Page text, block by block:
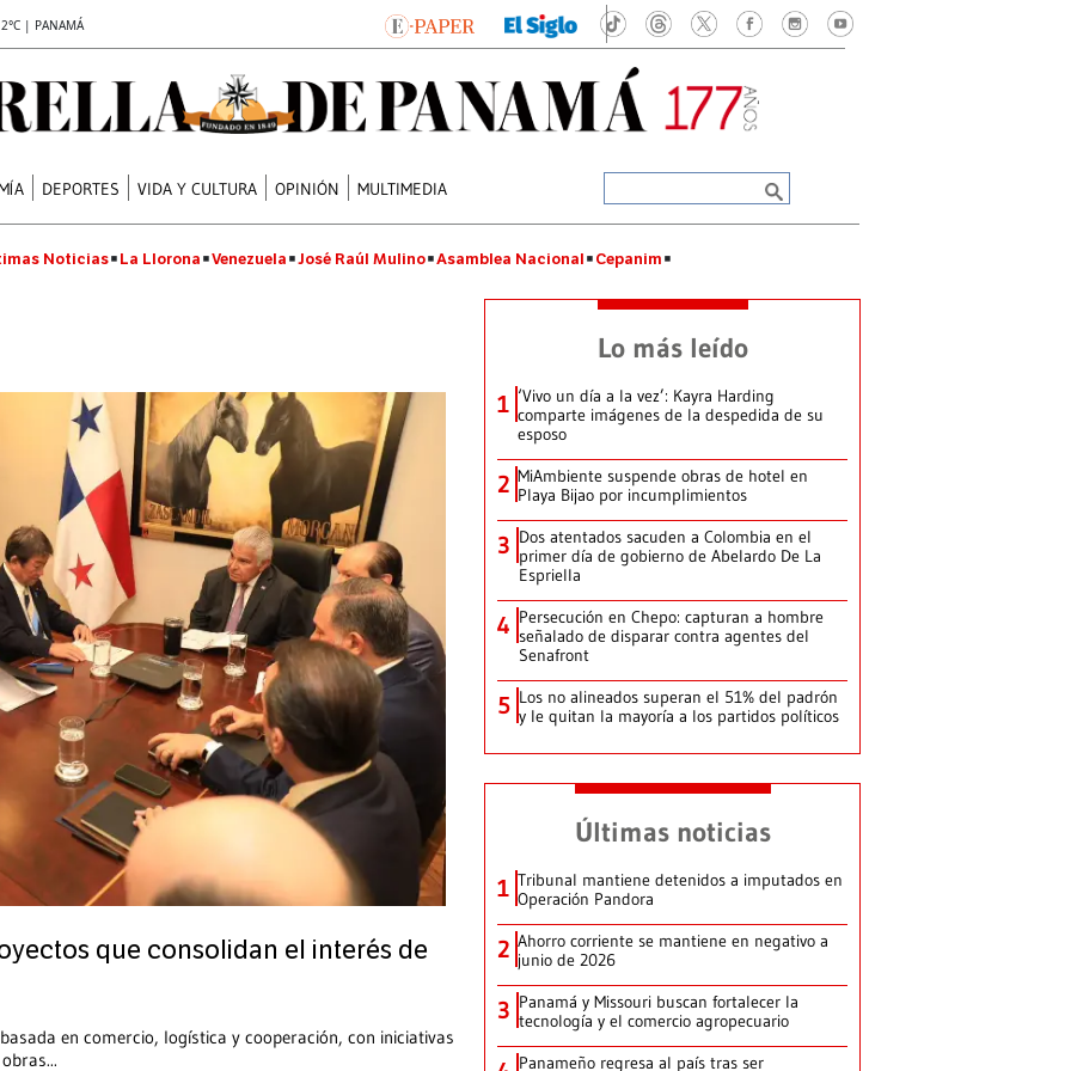
| PANAMÁ
DEPORTES VIDA Y CULTURA OPINIÓN MULTIMEDIA
Noticias La Llorona Venezuela José Raúl Mulino Asamblea Nacional Cepanim
que consolidan el interés de
en comercio, logística y cooperación, con iniciativas
...
Lo más leído
1 ‘Vivo un día a la vez’: Kayra Harding
comparte imágenes de la despedida de su
esposo
2 MiAmbiente suspende obras de hotel en
Playa Bijao por incumplimientos
3 Dos atentados sacuden a Colombia en el
primer día de gobierno de Abelardo De La
Espriella
4 Persecución en Chepo: capturan a hombre
señalado de disparar contra agentes del
Senafront
5 Los no alineados superan el 51% del padrón
y le quitan la mayoría a los partidos políticos
Últimas noticias
1 Tribunal mantiene detenidos a imputados en
Operación Pandora
2 Ahorro corriente se mantiene en negativo a
junio de 2026
3 Panamá y Missouri buscan fortalecer la
tecnología y el comercio agropecuario
Panameño regresa al país tras ser